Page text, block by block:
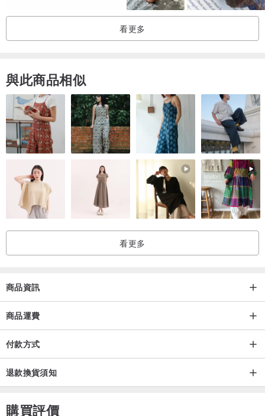
1.藍銅礦可增強身體靈敏度。
3.藍銅礦可加強你表達能力、溝通能力及說服力。
4.藍銅礦能帶給你安靜、篤定、自信和安全感。
5.藍銅礦可幫助你柔和地化解倔強、固執之性格。
6.藍銅礦可平衡較鬆散和懶散的人。
7.藍銅礦可加強人與異次元溝通的能力。
8.將藍銅礦放在枕頭下入睡，你可時常得到預言性的夢。
【藍銅礦對應脈輪】
藍銅礦可減輕喉痛、沙啞和扁桃腺發炎。
幫助人在手術後加快康復速度。
iSA的每款水晶是不是都美到讓您難以抉擇呢！
當您不知道該如何挑選時，就用一見鐘情的方式，去選一款最順眼、
最心動的水晶，用直覺選出來的水晶，能反映自身當下最需要被療癒
的狀態，進而改變自身的氣場，達到水晶療癒的能量。
看更多
與此商品相似
看更多
商品資訊
商品運費
付款方式
退款換貨須知
購買評價